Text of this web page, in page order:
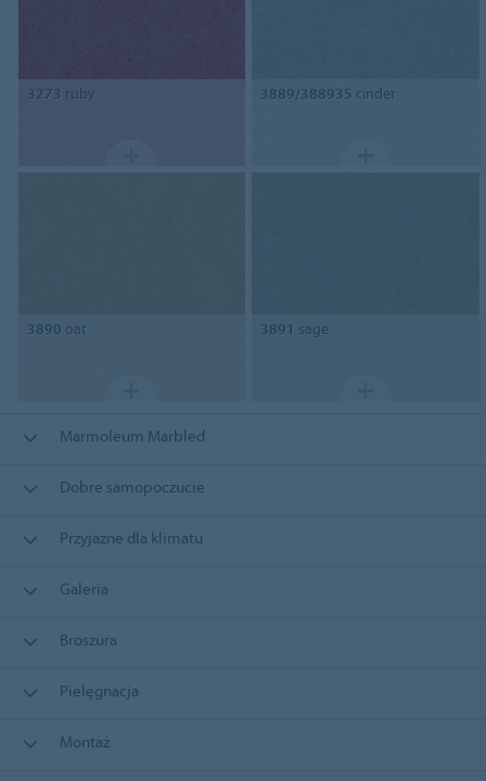
3273 ruby 3889/388935 cinder
3890 oat 3891 sage
Marmoleum Marbled
Dobre samopoczucie
Przyjazne dla klimatu
Galeria
Broszura
Pielęgnacja
Montaż